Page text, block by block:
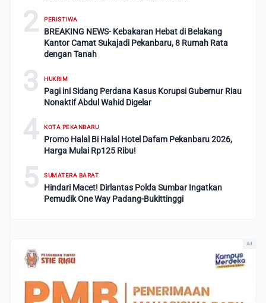
2 PERISTIWA
BREAKING NEWS- Kebakaran Hebat di Belakang
Kantor Camat Sukajadi Pekanbaru, 8 Rumah Rata
dengan Tanah
3 HUKRIM
Pagi ini Sidang Perdana Kasus Korupsi Gubernur Riau
Nonaktif Abdul Wahid Digelar
4 KOTA PEKANBARU
Promo Halal Bi Halal Hotel Dafam Pekanbaru 2026,
Harga Mulai Rp125 Ribu!
5 SUMATERA BARAT
Hindari Macet! Dirlantas Polda Sumbar Ingatkan
Pemudik One Way Padang-Bukittinggi
Ad